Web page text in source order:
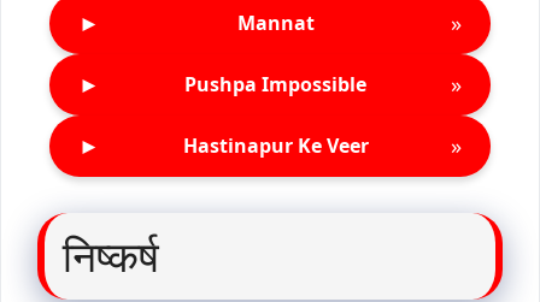
► Mannat »
► Pushpa Impossible »
► Hastinapur Ke Veer »
निष्कर्ष